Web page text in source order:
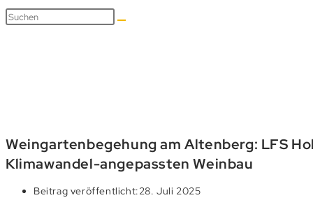
Weingartenbegehung am Altenberg: LFS
Klimawandel-angepassten Weinbau
Beitrag veröffentlicht:28. Juli 2025